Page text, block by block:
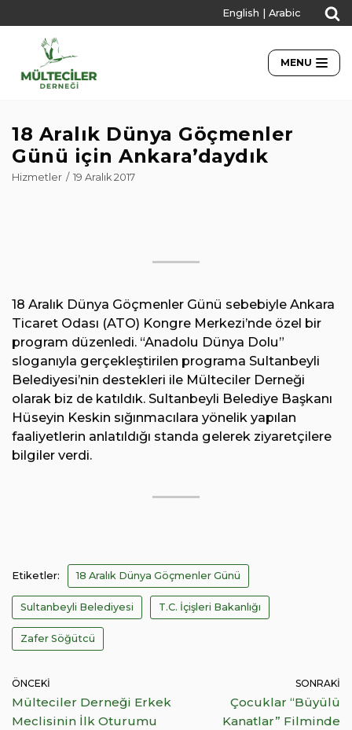
English Arabic
MENU
18 Aralık Dünya Göçmenler
Günü için Ankara’daydık
Hizmetler 19 Aralık 2017
18 Aralık Dünya Göçmenler Günü sebebiyle Ankara
Ticaret Odası (ATO) Kongre Merkezi’nde özel bir
program düzenledi. “Anadolu Dünya Dolu”
sloganıyla gerçekleştirilen programa Sultanbeyli
Belediyesi’nin destekleri ile Mülteciler Derneği
olarak biz de katıldık. Sultanbeyli Belediye Başkanı
Hüseyin Keskin sığınmacılara yönelik yapılan
faaliyetlerin anlatıldığı standa gelerek ziyaretçilere
bilgiler verdi.
Etiketler: 18 Aralık Dünya Göçmenler Günü
Sultanbeyli Belediyesi T.C. İçişleri Bakanlığı
Zafer Söğütcü
ÖNCEKI
Mülteciler Derneği Erkek
Meclisinin İlk Oturumu
SONRAKI
Çocuklar “Büyülü
Kanatlar” Filminde